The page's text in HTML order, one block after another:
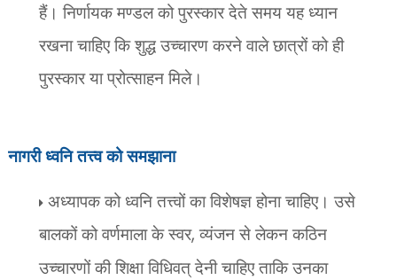
हैं। निर्णायक मण्डल को पुरस्कार देते समय यह ध्यान
रखना चाहिए कि शुद्ध उच्चारण करने वाले छात्रों को ही
पुरस्कार या प्रोत्साहन मिले।
नागरी ध्वनि तत्त्व को समझाना
अध्यापक को ध्वनि तत्त्वों का विशेषज्ञ होना चाहिए। उसे
बालकों को वर्णमाला के स्वर, व्यंजन से लेकन कठिन
उच्चारणों की शिक्षा विधिवत् देनी चाहिए ताकि उनका